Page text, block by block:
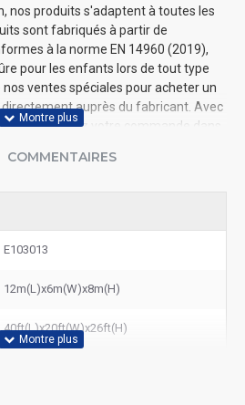
nos produits s'adaptent à toutes les
sont fabriqués à partir de
à la norme EN 14960 (2019),
pour les enfants lors de tout type
ventes spéciales pour acheter un
auprès du fabricant. Avec
recevez votre commande dans
ou contactez-nous pour un devis
COMMENTAIRES
E103013
12m(L)x6m(W)x8m(H)
40ft(L)x20ft(W)x26ft(H)